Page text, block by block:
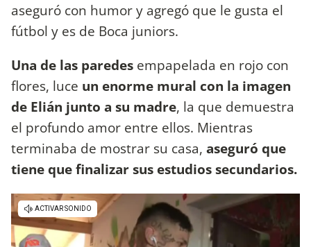
aseguró con humor y agregó que le gusta el
fútbol y es de Boca juniors.
Una de las paredes empapelada en rojo con
flores, luce un enorme mural con la imagen
de Elián junto a su madre, la que demuestra
el profundo amor entre ellos. Mientras
terminaba de mostrar su casa, aseguró que
tiene que finalizar sus estudios secundarios.